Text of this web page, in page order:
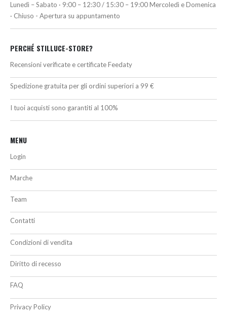
Lunedì – Sabato · 9:00 – 12:30 / 15:30 – 19:00 Mercoledì e Domenica
· Chiuso - Apertura su appuntamento
PERCHÉ STILLUCE-STORE?
Recensioni verificate e certificate Feedaty
Spedizione gratuita per gli ordini superiori a 99 €
I tuoi acquisti sono garantiti al 100%
MENU
Login
Marche
Team
Contatti
Condizioni di vendita
Diritto di recesso
FAQ
Privacy Policy